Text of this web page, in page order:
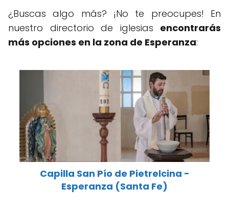
¿Buscas algo más? ¡No te preocupes! En
nuestro directorio de iglesias encontrarás
más opciones en la zona de Esperanza:
Capilla San Pío de Pietrelcina -
Esperanza (Santa Fe)